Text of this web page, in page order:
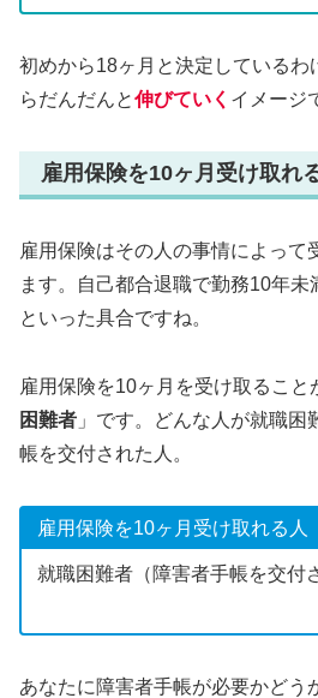
初めから18ヶ月と決定しているわ
らだんだんと伸びていく イメージ
雇用保険を10ヶ月受け取れ
雇用保険はその人の事情によって
ます。自己都合退職で勤務10年未
といった具合ですね。
雇用保険を10ヶ月を受け取ること
困難者 」です。どんな人が就職
帳を交付された人。
雇用保険を10ヶ月受け取れる人
就職困難者（障害者手帳を交付
あなたに障害者手帳が必要かどう